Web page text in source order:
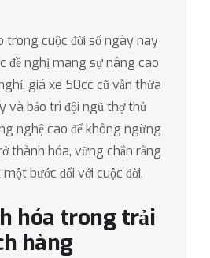
trong cuộc đời số ngày nay
đề nghị mang sự nâng cao
giá xe 50cc cũ vẫn thừa
và bảo trì đội ngũ thợ thủ
nghệ cao để không ngừng
thành hóa, vững chắn rằng
bước đối với cuộc đời.
hóa trong trải
hàng